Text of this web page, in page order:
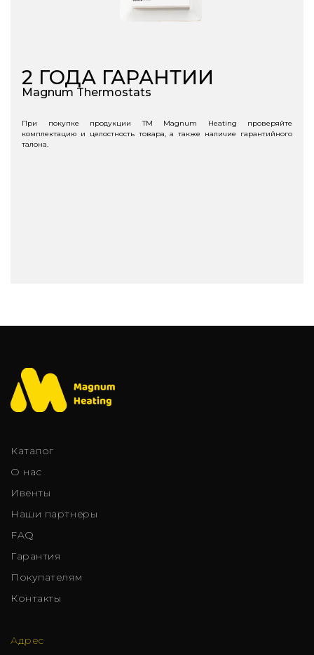
2 ГОДА ГАРАНТИИ
Magnum Thermostats
При покупке продукции ТМ Magnum Heating проверяйте
комплектацию и целостность товара, а также наличие гарантийного
талона.
Каталог
О нас
Ивенты
Наши партнеры
FAQ
Гарантия
Покупателям
Контакты
Адрес